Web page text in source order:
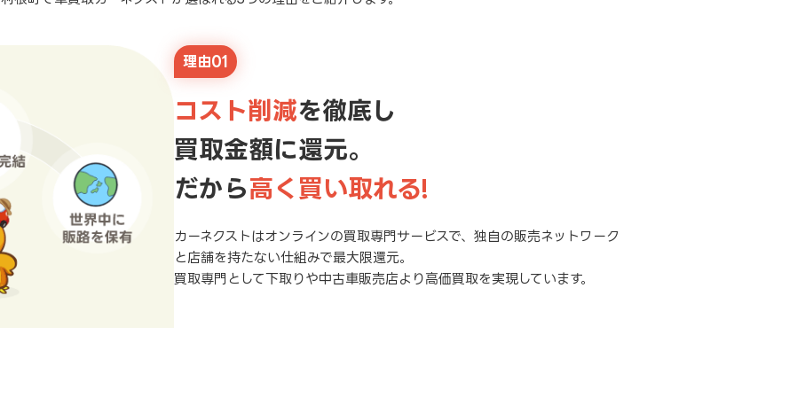
理由01
コスト削減を徹底し
買取金額に還元。
だから高く買い取れる!
カーネクストはオンラインの買取専門サービスで、独自の販売ネットワーク
と店舗を持たない仕組みで最大限還元。
買取専門として下取りや中古車販売店より高価買取を実現しています。